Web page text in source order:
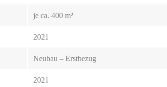
je ca. 400 m²
2021
Neubau – Erstbezug
2021